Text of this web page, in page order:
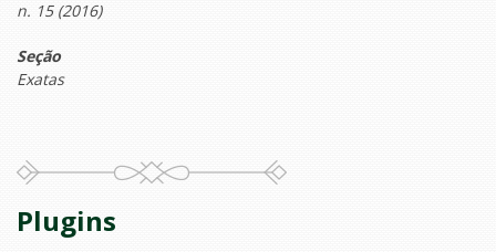
n. 15 (2016)
Seção
Exatas
Plugins